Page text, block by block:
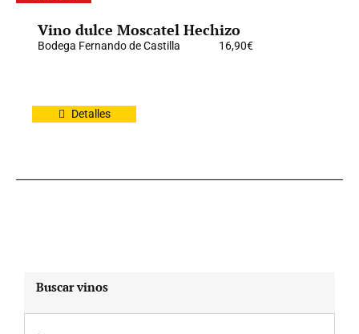
Vino dulce Moscatel Hechizo
Bodega Fernando de Castilla 16,90€
Detalles
Buscar vinos